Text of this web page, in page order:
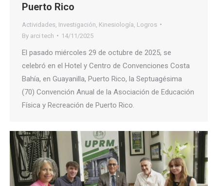
Puerto Rico
Actividades Investigación Kinesiología Logros
By arci tech 14/11/2025
El pasado miércoles 29 de octubre de 2025, se
celebró en el Hotel y Centro de Convenciones Costa
Bahía, en Guayanilla, Puerto Rico, la Septuagésima
(70) Convención Anual de la Asociación de Educación
Física y Recreación de Puerto Rico.